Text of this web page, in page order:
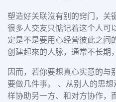
塑造好关联沒有别的窍门，关
很多人交友只惦记着这个人可
定是不是要用心经营彼此之间
创建起來的人脉，通常不长期
因而，若你要想真心实意的与
要做几件事。 、从别人的思
样协助另一方、和对方协作，